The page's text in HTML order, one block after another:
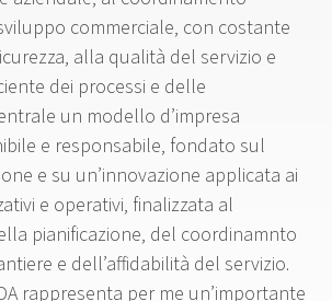
commerciale, con costante
alla qualità del servizio e
dei processi e delle
un modello d’impresa
e responsabile, fondato sul
e su un’innovazione applicata ai
e operativi, finalizzata al
pianificazione, del coordinamnto
e dell’affidabilità del servizio.
rappresenta per me un’importante